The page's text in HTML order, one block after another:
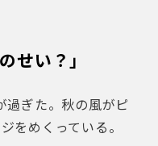
せい？」
ぎた。秋の風がピ
をめくっている。